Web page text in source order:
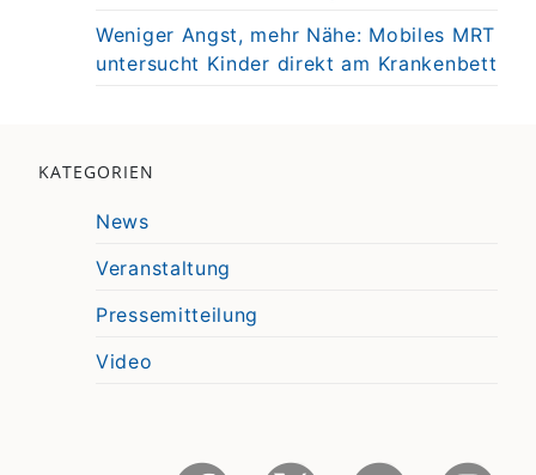
Weniger Angst, mehr Nähe: Mobiles MRT
untersucht Kinder direkt am Krankenbett
KATEGORIEN
News
Veranstaltung
Pressemitteilung
Video